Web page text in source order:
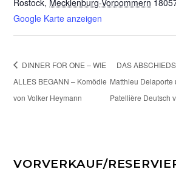
Rostock, Mecklenburg-Vorpommern
Google Karte anzeigen
DINNER FOR ONE – WIE
ALLES BEGANN – Komödie
von Volker Heymann
DAS
Matthieu
Patellière Deutsch
VORVERKAUF/